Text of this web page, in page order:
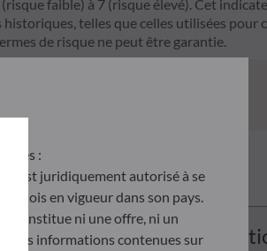
faible) à 7 (risque élevé). Cet
telles que celles utilisées pour
de risque ne peut être garantie.
:
est juridiquement autorisé à se
lois en vigueur dans son pays.
constitue ni une offre, ni un
Les informations contenues sur